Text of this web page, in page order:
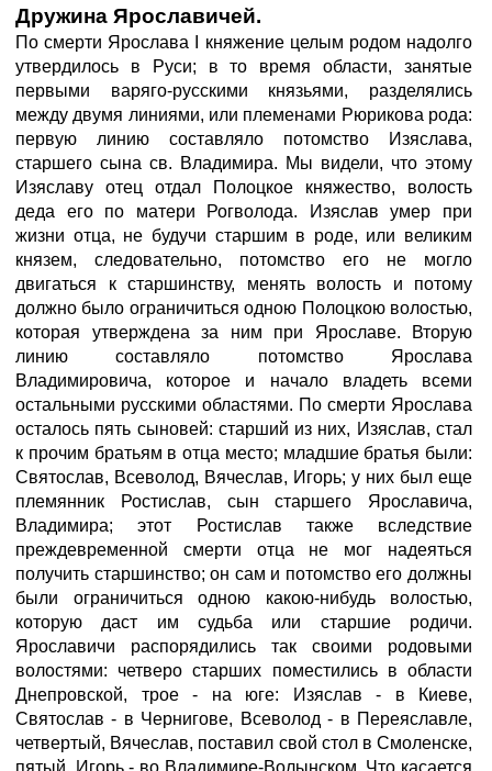
Дружина Ярославичей.
По смерти Ярослава I княжение целым родом надолго
утвердилось в Руси; в то время области, занятые
первыми варяго-русскими князьями, разделялись
между двумя линиями, или племенами Рюрикова рода:
первую линию составляло потомство Изяслава,
старшего сына св. Владимира. Мы видели, что этому
Изяславу отец отдал Полоцкое княжество, волость
деда его по матери Рогволода. Изяслав умер при
жизни отца, не будучи старшим в роде, или великим
князем, следовательно, потомство его не могло
двигаться к старшинству, менять волость и потому
должно было ограничиться одною Полоцкою волостью,
которая утверждена за ним при Ярославе. Вторую
линию составляло потомство Ярослава
Владимировича, которое и начало владеть всеми
остальными русскими областями. По смерти Ярослава
осталось пять сыновей: старший из них, Изяслав, стал
к прочим братьям в отца место; младшие братья были:
Святослав, Всеволод, Вячеслав, Игорь; у них был еще
племянник Ростислав, сын старшего Ярославича,
Владимира; этот Ростислав также вследствие
преждевременной смерти отца не мог надеяться
получить старшинство; он сам и потомство его должны
были ограничиться одною какою-нибудь волостью,
которую даст им судьба или старшие родичи.
Ярославичи распорядились так своими родовыми
волостями: четверо старших поместились в области
Днепровской, трое - на юге: Изяслав - в Киеве,
Святослав - в Чернигове, Всеволод - в Переяславле,
четвертый, Вячеслав, поставил свой стол в Смоленске,
пятый, Игорь - во Владимире-Волынском. Что касается